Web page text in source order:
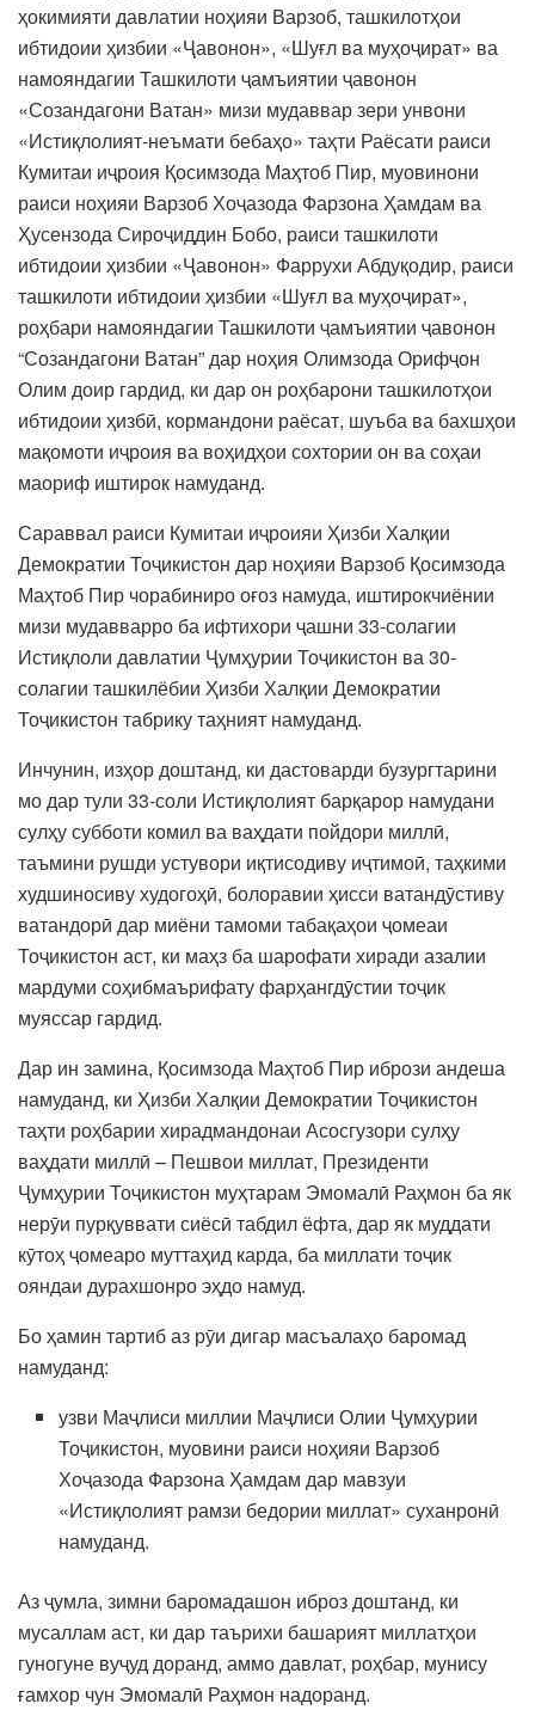
ҳокимияти давлатии ноҳияи Варзоб, ташкилотҳои
ибтидоии ҳизбии «Ҷавонон», «Шуғл ва муҳоҷират» ва
намояндагии Ташкилоти ҷамъиятии ҷавонон
«Созандагони Ватан» мизи мудаввар зери унвони
«Истиқлолият-неъмати бебаҳо» таҳти Раёсати раиси
Кумитаи иҷроия Қосимзода Маҳтоб Пир, муовинони
раиси ноҳияи Варзоб Хоҷазода Фарзона Ҳамдам ва
Ҳусензода Сироҷиддин Бобо, раиси ташкилоти
ибтидоии ҳизбии «Ҷавонон» Фаррухи Абдуқодир, раиси
ташкилоти ибтидоии ҳизбии «Шуғл ва муҳоҷират»,
роҳбари намояндагии Ташкилоти ҷамъиятии ҷавонон
“Созандагони Ватан” дар ноҳия Олимзода Орифҷон
Олим доир гардид, ки дар он роҳбарони ташкилотҳои
ибтидоии ҳизбӣ, кормандони раёсат, шуъба ва бахшҳои
мақомоти иҷроия ва воҳидҳои сохтории он ва соҳаи
маориф иштирок намуданд.
Сараввал раиси Кумитаи иҷроияи Ҳизби Халқии
Демократии Тоҷикистон дар ноҳияи Варзоб Қосимзода
Маҳтоб Пир чорабиниро оғоз намуда, иштирокчиёнии
мизи мудавварро ба ифтихори ҷашни 33-солагии
Истиқлоли давлатии Ҷумҳурии Тоҷикистон ва 30-
солагии ташкилёбии Ҳизби Халқии Демократии
Тоҷикистон табрику таҳният намуданд.
Инчунин, изҳор доштанд, ки дастоварди бузургтарини
мо дар тули 33-соли Истиқлолият барқарор намудани
сулҳу субботи комил ва ваҳдати пойдори миллӣ,
таъмини рушди устувори иқтисодиву иҷтимоӣ, таҳкими
худшиносиву худогоҳӣ, болоравии ҳисси ватандӯстиву
ватандорӣ дар миёни тамоми табақаҳои ҷомеаи
Тоҷикистон аст, ки маҳз ба шарофати хиради азалии
мардуми соҳибмаърифату фарҳангдӯстии тоҷик
муяссар гардид.
Дар ин замина, Қосимзода Маҳтоб Пир ибрози андеша
намуданд, ки Ҳизби Халқии Демократии Тоҷикистон
таҳти роҳбарии хирадмандонаи Асосгузори сулҳу
ваҳдати миллӣ – Пешвои миллат, Президенти
Ҷумҳурии Тоҷикистон муҳтарам Эмомалӣ Раҳмон ба як
нерӯи пурқуввати сиёсӣ табдил ёфта, дар як муддати
кӯтоҳ ҷомеаро муттаҳид карда, ба миллати тоҷик
ояндаи дурахшонро эҳдо намуд.
Бо ҳамин тартиб аз рӯи дигар масъалаҳо баромад
намуданд:
узви Маҷлиси миллии Маҷлиси Олии Ҷумҳурии
Тоҷикистон, муовини раиси ноҳияи Варзоб
Хоҷазода Фарзона Ҳамдам дар мавзуи
«Истиқлолият рамзи бедории миллат» суханронӣ
намуданд.
Аз ҷумла, зимни баромадашон иброз доштанд, ки
мусаллам аст, ки дар таърихи башарият миллатҳои
гуногуне вуҷуд доранд, аммо давлат, роҳбар, мунису
ғамхор чун Эмомалӣ Раҳмон надоранд.